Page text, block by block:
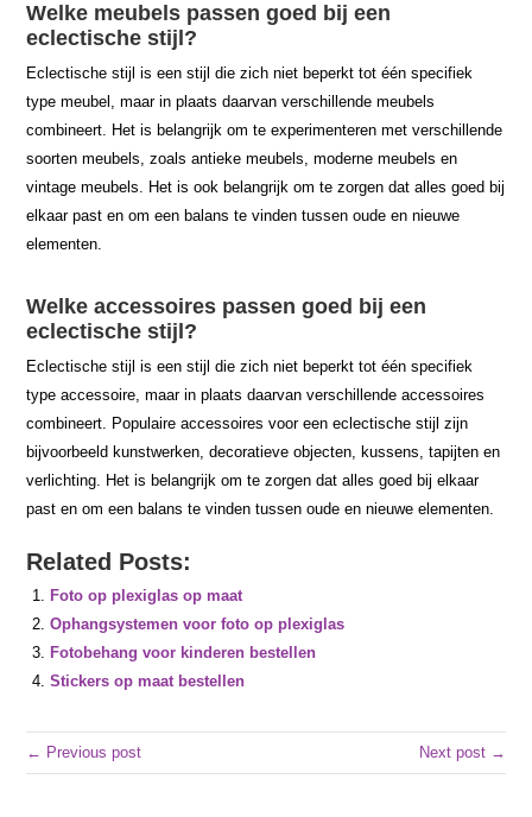
Welke meubels passen goed bij een
eclectische stijl?
Eclectische stijl is een stijl die zich niet beperkt tot één specifiek
type meubel, maar in plaats daarvan verschillende meubels
combineert. Het is belangrijk om te experimenteren met verschillende
soorten meubels, zoals antieke meubels, moderne meubels en
vintage meubels. Het is ook belangrijk om te zorgen dat alles goed bij
elkaar past en om een balans te vinden tussen oude en nieuwe
elementen.
Welke accessoires passen goed bij een
eclectische stijl?
Eclectische stijl is een stijl die zich niet beperkt tot één specifiek
type accessoire, maar in plaats daarvan verschillende accessoires
combineert. Populaire accessoires voor een eclectische stijl zijn
bijvoorbeeld kunstwerken, decoratieve objecten, kussens, tapijten en
verlichting. Het is belangrijk om te zorgen dat alles goed bij elkaar
past en om een balans te vinden tussen oude en nieuwe elementen.
Related Posts:
Foto op plexiglas op maat
Ophangsystemen voor foto op plexiglas
Fotobehang voor kinderen bestellen
Stickers op maat bestellen
← Previous post Next post →